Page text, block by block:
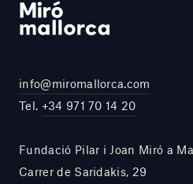
info@miromallorca.com
Tel. +34 971 70 14 20
Fundació Pilar i Joan Miró a
Carrer de Saridakis, 29